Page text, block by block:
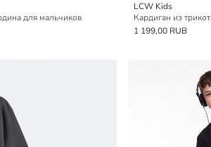
для мальчиков
LCW Kids
1 199,00 RUB